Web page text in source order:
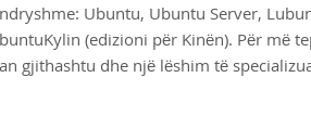
Ubuntu, Ubuntu Server,
(edizioni për Kinën). Për më
gjithashtu dhe një lëshim të